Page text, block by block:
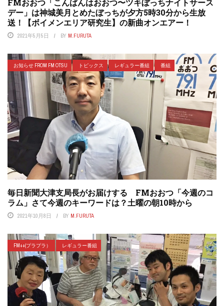
FMおおつ「こんばんはおおつ〜ツキぼっちナイトサース
デー」は神城美月とめたぼっちが夕方5時30分から生放
送！【ボイメンエリア研究生】の新曲オンエアー！
2021年5月5日 BY M.FURUTA
お知らせ FROM FM OTSU トピックス レギュラー番組 番組
毎日新聞大津支局長がお届けする FMおおつ「今週のコ
ラム」さて今週のキーワードは？土曜の朝10時から
2021年10月8日 BY M.FURUTA
FM++(プラプラ） レギュラー番組